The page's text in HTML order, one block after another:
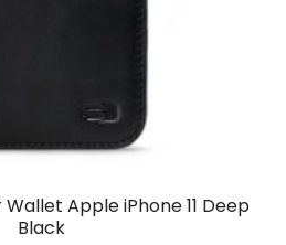
Apple iPhone 11 Deep
Black